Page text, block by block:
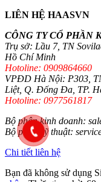
LIÊN HỆ HAASVN
CÔNG TY CỔ PHẦN
Trụ sở: Lầu 7, TN
Hồ Chí Minh
Hotoline: 0909864660
VPĐD Hà Nội: P303,
Liệt, Q. Đống Đa, TP.
Hotoline: 0977561817
Bộ phận kinh doanh:
Bộ phận kỹ thuật:
Chi tiết liên hệ
Bạn đã không sử dụng